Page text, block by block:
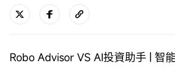
Robo Advisor VS AI投資助手 | 智